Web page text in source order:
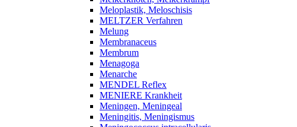
Meloplastik, Meloschisis
MELTZER Verfahren
Melung
Membranaceus
Membrum
Menagoga
Menarche
MENDEL Reflex
MENIERE Krankheit
Meningen, Meningeal
Meningitis, Meningismus